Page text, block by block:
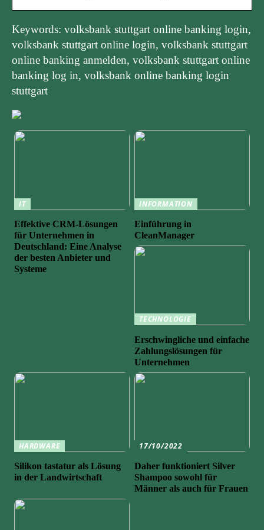
Keywords: volksbank stuttgart online banking login,
volksbank stuttgart online login, volksbank stuttgart
online banking anmelden, volksbank stuttgart online
banking log in, volksbank online banking login
stuttgart
IT
Effektive CRM-Lösungen
für Unternehmen in
Deutschland: Eine Analyse
der besten Anbieter und
Systeme
INFORMATION
Einführung in
CleanManager
TECHNOLOGIE
Erschwingliche und einfache
Zahlungslösungen für
Unternehmen
HARDWARE
Silikon tastatur als Lösung
in der Landwirtschaft
17/10/2022
Daher funktioniert Silver
Shampoo sowohl für
Männer als auch für Frauen